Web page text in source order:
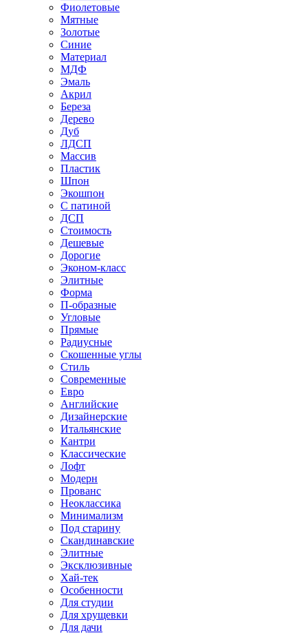
Фиолетовые
Мятные
Золотые
Синие
Материал
МДФ
Эмаль
Акрил
Береза
Дерево
Дуб
ЛДСП
Массив
Пластик
Шпон
Экошпон
С патиной
ДСП
Стоимость
Дешевые
Дорогие
Эконом-класс
Элитные
Форма
П-образные
Угловые
Прямые
Радиусные
Скошенные углы
Стиль
Современные
Евро
Английские
Дизайнерские
Итальянские
Кантри
Классические
Лофт
Модерн
Прованс
Неоклассика
Минимализм
Под старину
Скандинавские
Элитные
Эксклюзивные
Хай-тек
Особенности
Для студии
Для хрущевки
Для дачи